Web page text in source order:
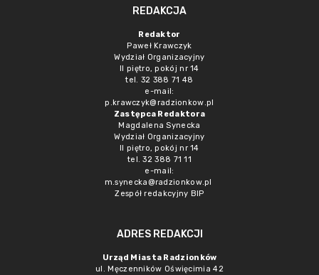
REDAKCJA
Redaktor
Paweł Krawczyk
Wydział Organizacyjny
II piętro, pokój nr 14
tel. 32 388 71 48
e-mail:
p.krawczyk@radzionkow.pl
Zastępca Redaktora
Magdalena Synecka
Wydział Organizacyjny
II piętro, pokój nr 14
tel. 32 388 71 11
e-mail:
m.synecka@radzionkow.pl
Zespół redakcyjny BIP
ADRES REDAKCJI
Urząd Miasta Radzionków
ul. Męczenników Oświęcimia 42